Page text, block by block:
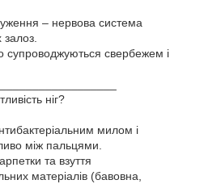
– нервова система
супроводжуються свербежем і
ніг?
милом і
між пальцями.
та взуття
матеріалів (бавовна,